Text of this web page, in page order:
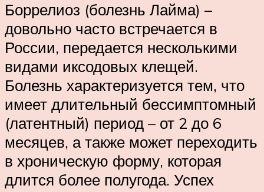
Боррелиоз (болезнь Лайма) –
довольно часто встречается в
России, передается несколькими
видами иксодовых клещей.
Болезнь характеризуется тем, что
имеет длительный бессимптомный
(латентный) период – от 2 до 6
месяцев, а также может переходить
в хроническую форму, которая
длится более полугода. Успех